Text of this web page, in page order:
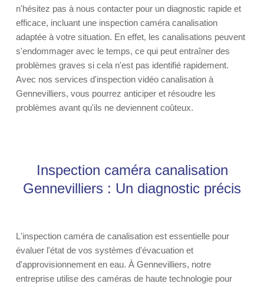
n'hésitez pas à nous contacter pour un diagnostic rapide et
efficace, incluant une inspection caméra canalisation
adaptée à votre situation. En effet, les canalisations peuvent
s'endommager avec le temps, ce qui peut entraîner des
problèmes graves si cela n'est pas identifié rapidement.
Avec nos services d'inspection vidéo canalisation à
Gennevilliers, vous pourrez anticiper et résoudre les
problèmes avant qu'ils ne deviennent coûteux.
Inspection caméra canalisation
Gennevilliers : Un diagnostic précis
L'inspection caméra de canalisation est essentielle pour
évaluer l'état de vos systèmes d'évacuation et
d'approvisionnement en eau. À Gennevilliers, notre
entreprise utilise des caméras de haute technologie pour